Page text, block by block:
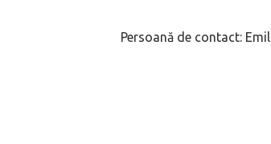
Persoană de contact: